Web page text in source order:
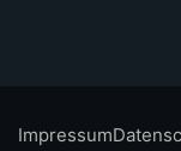
Impressum